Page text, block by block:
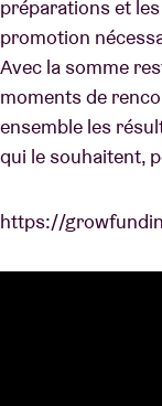
préparations et
promotion
Avec la somme
moments de
ensemble les
qui le souhaitent,
https://